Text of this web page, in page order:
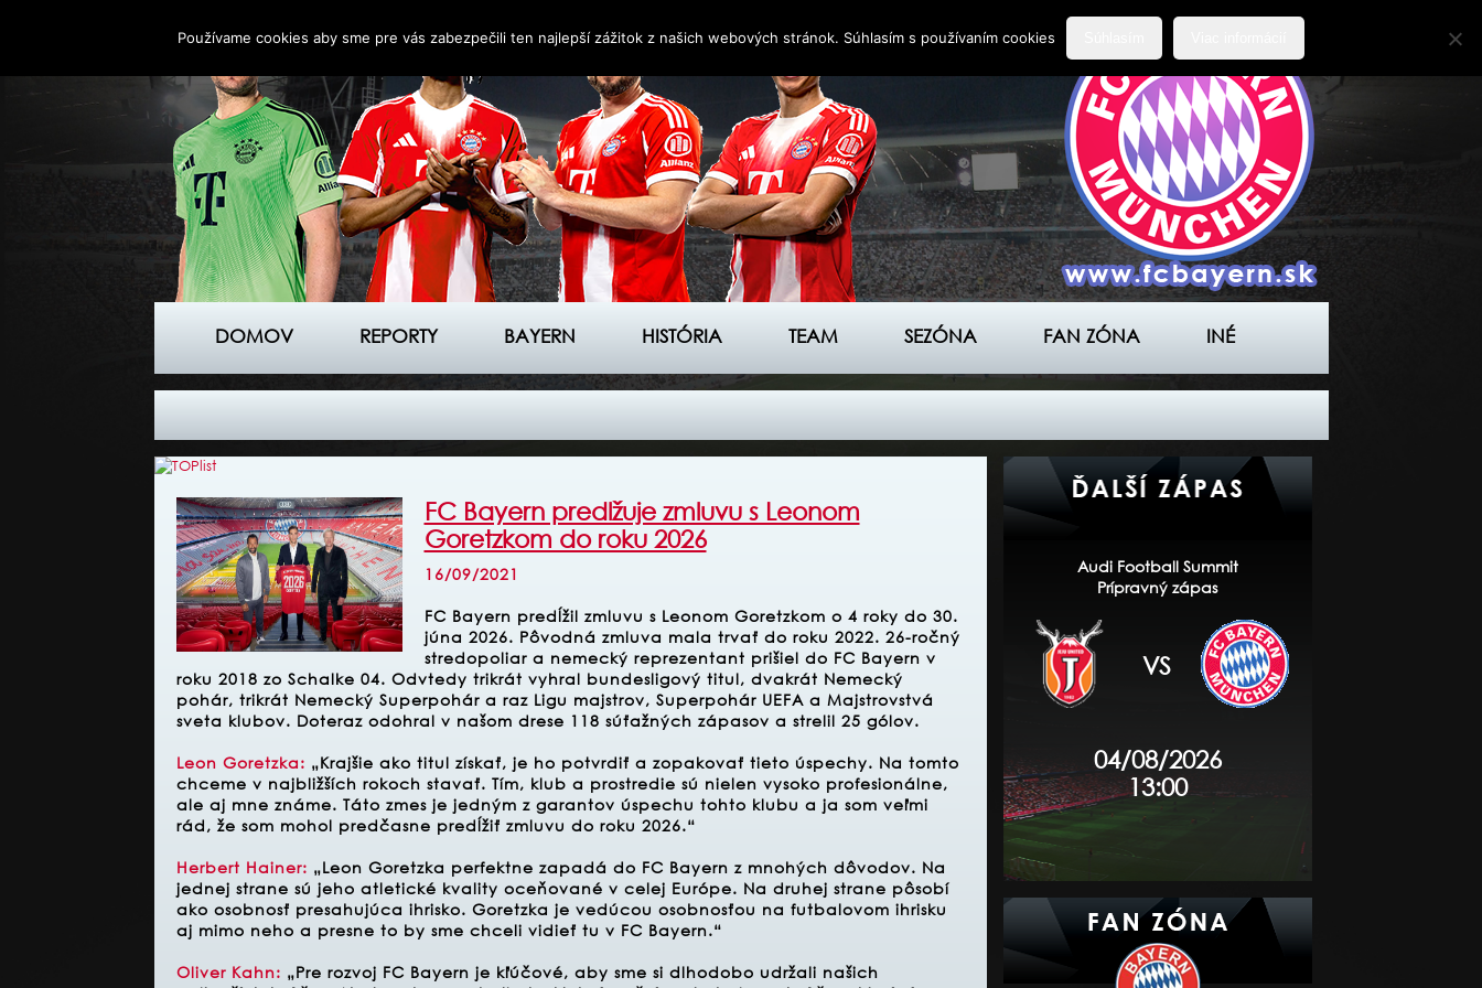
DOMOV REPORTY BAYERN HISTÓRIA TEAM SEZÓNA FAN ZÓNA INÉ
FC Bayern predlžuje zmluvu s Leonom
Goretzkom do roku 2026
16/09/2021
FC Bayern predĺžil zmluvu s Leonom Goretzkom o 4 roky do 30.
júna 2026. Pôvodná zmluva mala trvať do roku 2022. 26-ročný
stredopoliar a nemecký reprezentant prišiel do FC Bayern v
roku 2018 zo Schalke 04. Odvtedy trikrát vyhral bundesligový titul, dvakrát Nemecký
pohár, trikrát Nemecký Superpohár a raz Ligu majstrov, Superpohár UEFA a Majstrovstvá
sveta klubov. Doteraz odohral v našom drese 118 súťažných zápasov a strelil 25 gólov.
Leon Goretzka: „Krajšie ako titul získať, je ho potvrdiť a zopakovať tieto úspechy. Na tomto
chceme v najbližších rokoch stavať. Tím, klub a prostredie sú nielen vysoko profesionálne,
ale aj mne známe. Táto zmes je jedným z garantov úspechu tohto klubu a ja som veľmi
rád, že som mohol predčasne predĺžiť zmluvu do roku 2026.“
Herbert Hainer: „Leon Goretzka perfektne zapadá do FC Bayern z mnohých dôvodov. Na
jednej strane sú jeho atletické kvality oceňované v celej Európe. Na druhej strane pôsobí
ako osobnosť presahujúca ihrisko. Goretzka je vedúcou osobnosťou na futbalovom ihrisku
aj mimo neho a presne to by sme chceli vidieť tu v FC Bayern.“
Oliver Kahn: „Pre rozvoj FC Bayern je kľúčové, aby sme si dlhodobo udržali našich
Audi Football Summit
Prípravný zápas
VS
04/08/2026
13:00
Používame cookies aby sme pre vás zabezpečili ten najlepší zážitok z našich webových stránok. Súhlasím s používaním cookies